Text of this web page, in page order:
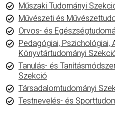
Műszaki Tudományi
Művészeti és
Orvos- és
Pedagógiai, Pszichológiai,
Könyvtártudományi
Tanulás- és
Szekció
Társadalomtudományi
Testnevelés- és